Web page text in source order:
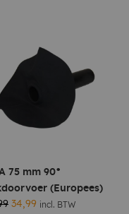
75 mm 90°
(Europees)
34,99 incl. BTW